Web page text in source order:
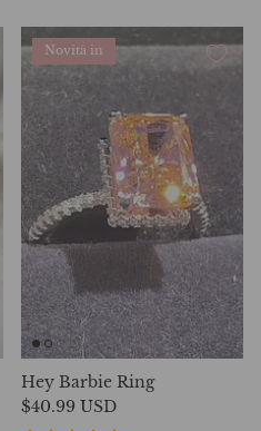
Novità in
Hey Barbie Ring
$40.99 USD